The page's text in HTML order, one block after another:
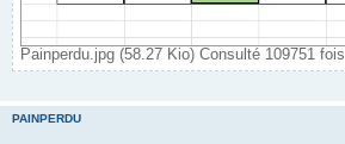
Painperdu.jpg (58.27 Kio) Consulté 109751 fois
PAINPERDU